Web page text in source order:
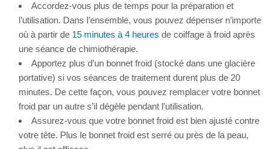
Accordez-vous plus de temps pour la préparation et
l’utilisation. Dans l’ensemble, vous pouvez dépenser n’importe
où à partir de 15 minutes à 4 heures de coiffage à froid après
une séance de chimiothérapie.
Apportez plus d’un bonnet froid (stocké dans une glacière
portative) si vos séances de traitement durent plus de 20
minutes. De cette façon, vous pouvez remplacer votre bonnet
froid par un autre s’il dégèle pendant l’utilisation.
Assurez-vous que votre bonnet froid est bien ajusté contre
votre tête. Plus le bonnet froid est serré ou près de la peau,